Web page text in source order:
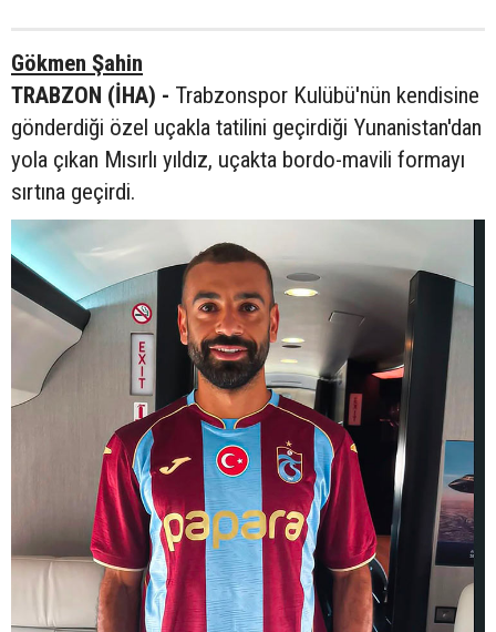
Gökmen Şahin
TRABZON (İHA) - Trabzonspor Kulübü'nün kendisine
gönderdiği özel uçakla tatilini geçirdiği Yunanistan'dan
yola çıkan Mısırlı yıldız, uçakta bordo-mavili formayı
sırtına geçirdi.